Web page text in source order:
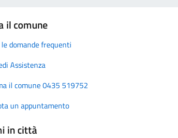
il comune
le domande frequenti
Assistenza
il comune 0435 519752
un appuntamento
in città